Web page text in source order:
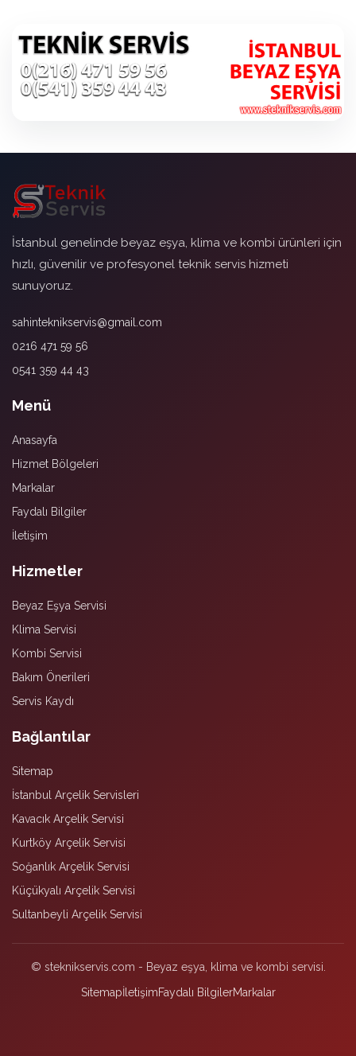
İstanbul genelinde beyaz eşya, klima ve kombi ürünleri için
hızlı, güvenilir ve profesyonel teknik servis hizmeti
sunuyoruz.
sahinteknikservis@gmail.com
0216 471 59 56
0541 359 44 43
Menü
Anasayfa
Hizmet Bölgeleri
Markalar
Faydalı Bilgiler
İletişim
Hizmetler
Beyaz Eşya Servisi
Klima Servisi
Kombi Servisi
Bakım Önerileri
Servis Kaydı
Bağlantılar
Sitemap
İstanbul Arçelik Servisleri
Kavacık Arçelik Servisi
Kurtköy Arçelik Servisi
Soğanlık Arçelik Servisi
Küçükyalı Arçelik Servisi
Sultanbeyli Arçelik Servisi
© steknikservis.com - Beyaz eşya, klima ve kombi servisi.
SitemapİletişimFaydalı BilgilerMarkalar